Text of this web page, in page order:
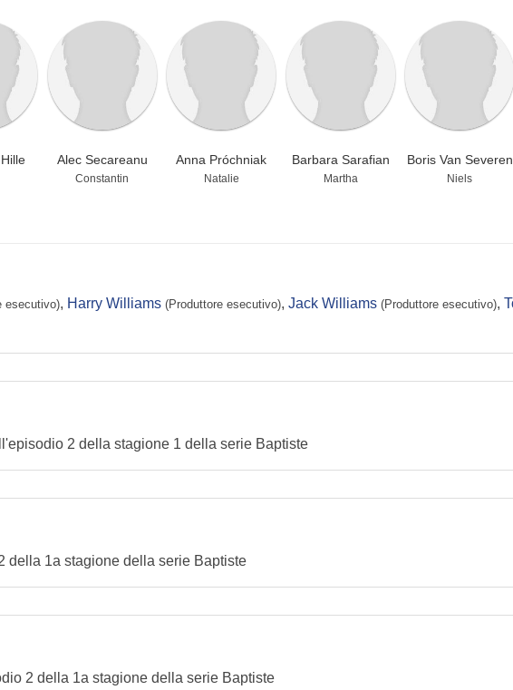
Alec Secareanu
Constantin
Anna Próchniak
Natalie
Barbara Sarafian
Martha
Boris Van Severen
Niels
esecutivo), Harry Williams (Produttore esecutivo), Jack Williams (Produttore esecutivo),
2 della stagione 1 della serie Baptiste
della 1a stagione della serie Baptiste
2 della 1a stagione della serie Baptiste